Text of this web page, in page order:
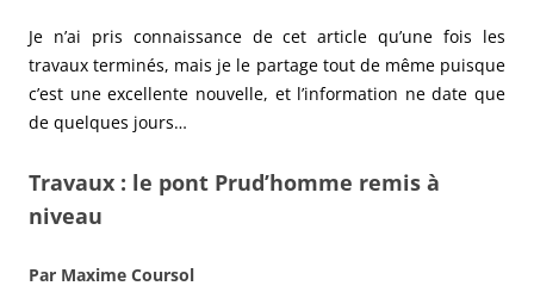
Je n’ai pris connaissance de cet article qu’une fois les
travaux terminés, mais je le partage tout de même puisque
c’est une excellente nouvelle, et l’information ne date que
de quelques jours…
Travaux : le pont Prud’homme remis à
niveau
Par Maxime Coursol